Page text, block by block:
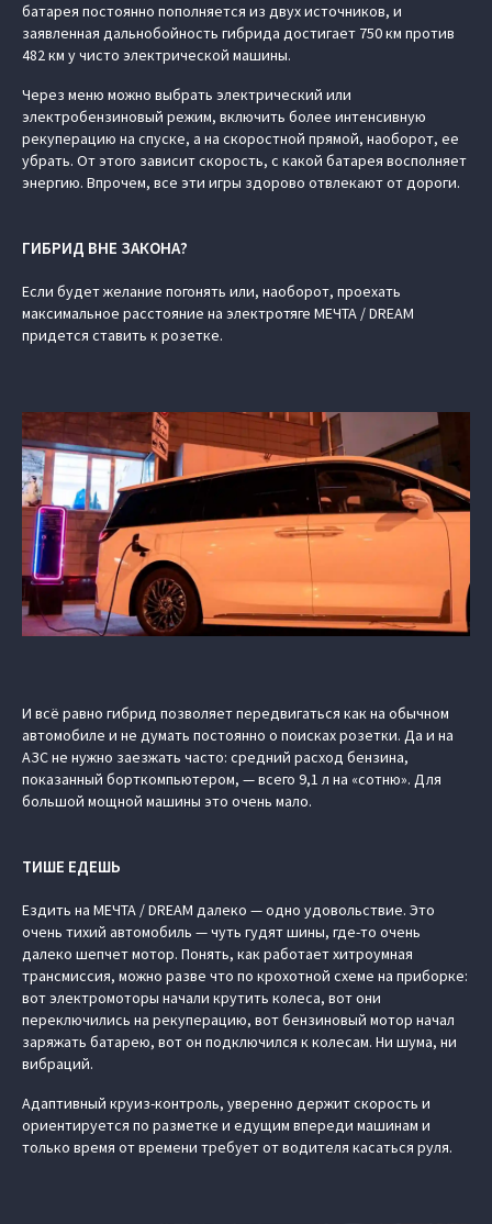
батарея постоянно пополняется из двух источников, и
заявленная дальнобойность гибрида достигает 750 км против
482 км у чисто электрической машины.
Через меню можно выбрать электрический или
электробензиновый режим, включить более интенсивную
рекуперацию на спуске, а на скоростной прямой, наоборот, ее
убрать. От этого зависит скорость, с какой батарея восполняет
энергию. Впрочем, все эти игры здорово отвлекают от дороги.
ГИБРИД ВНЕ ЗАКОНА?
Если будет желание погонять или, наоборот, проехать
максимальное расстояние на электротяге МЕЧТА / DREAM
придется ставить к розетке.
И всё равно гибрид позволяет передвигаться как на обычном
автомобиле и не думать постоянно о поисках розетки. Да и на
АЗС не нужно заезжать часто: средний расход бензина,
показанный борткомпьютером, — всего 9,1 л на «сотню». Для
большой мощной машины это очень мало.
ТИШЕ ЕДЕШЬ
Ездить на МЕЧТА / DREAM далеко — одно удовольствие. Это
очень тихий автомобиль — чуть гудят шины, где-то очень
далеко шепчет мотор. Понять, как работает хитроумная
трансмиссия, можно разве что по крохотной схеме на приборке:
вот электромоторы начали крутить колеса, вот они
переключились на рекуперацию, вот бензиновый мотор начал
заряжать батарею, вот он подключился к колесам. Ни шума, ни
вибраций.
Адаптивный круиз-контроль, уверенно держит скорость и
ориентируется по разметке и едущим впереди машинам и
только время от времени требует от водителя касаться руля.